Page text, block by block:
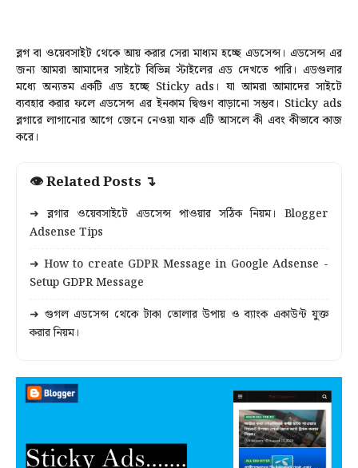
ব্লগ বা ওয়েবসাইট থেকে আয় করার সেরা মাধ্যম হচ্ছে এডসেন্স। এডসেন্স এর
জন্য আমরা আমাদের সাইটে বিভিন্ন স্টাইলের এড দেখতে পারি। এডগুলার
মধ্যে অন্যতম একটি এড হচ্ছে Sticky ads । যা আমরা আমাদের সাইটে
ব্যবহার করার ফলে এডসেন্স এর ইনকাম দ্বিগুণ বাড়ানো সম্ভব। Sticky ads
ব্লগারে লাগানোর আগে জেনে নেওয়া যাক এটি আসলে কী এবং কীভাবে কাজ
করে।
👁 Related Posts ↴
➜ ব্লগার ওয়েবসাইটে এডসেন্স পাওয়ার সঠিক নিয়ম। Blogger
Adsense Tips
➜ How to create GDPR Message in Google Adsense -
‍Setup GDPR Message
➜ গুগল এডসেন্স থেকে টাকা তোলার উপায় ও ব্যাংক একাউন্ট যুক্ত
করার নিয়ম।